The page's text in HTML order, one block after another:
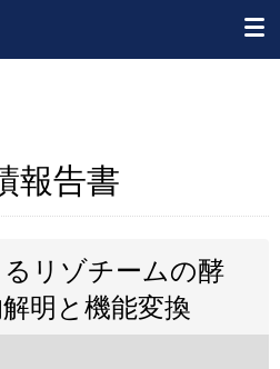
報告書
リゾチームの酵
明と機能変換